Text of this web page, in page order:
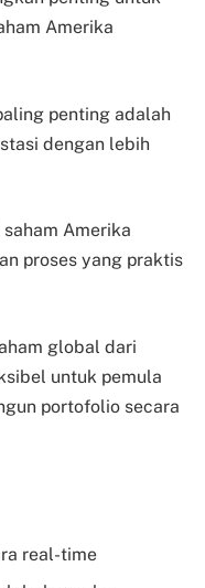
Amerika
penting adalah
dengan lebih
Amerika
proses yang praktis
global dari
untuk pemula
portofolio secara
real-time